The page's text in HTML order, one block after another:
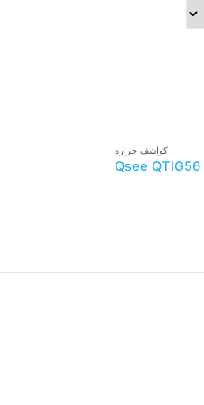
كواشف حراره